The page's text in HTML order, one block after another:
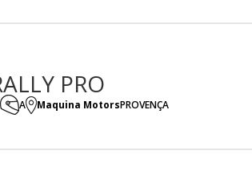
PRO
A Maquina MotorsPROVENÇA